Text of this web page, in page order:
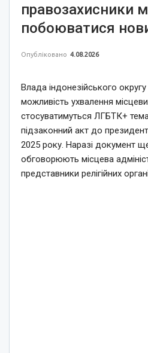
правозахисники
побоюватися
Опубліковано 4.08.2026
Влада індонезійського
можливість ухвалення
стосуватимуться ЛГБТК+
підзаконний акт до
2025 року. Наразі документ
обговорюють місцева
представники релігійних